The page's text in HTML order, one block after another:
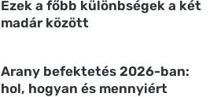
Ezek a főbb különbségek a két
madár között
Arany befektetés 2026-ban:
hol, hogyan és mennyiért